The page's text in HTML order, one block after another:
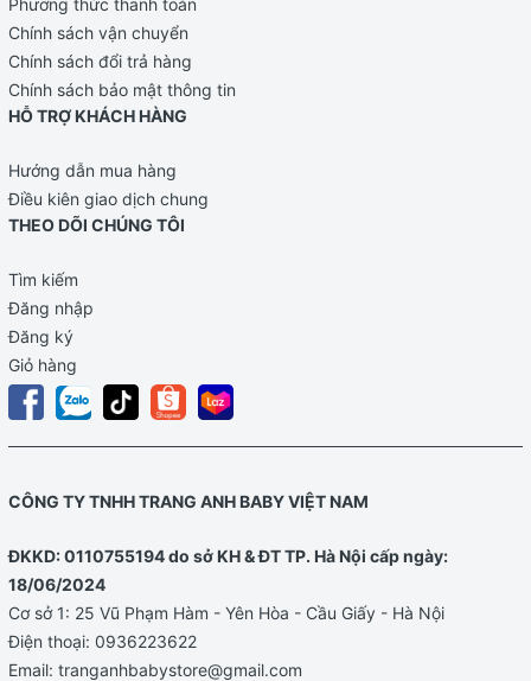
sơn và các lớp keo trên đồ chơi.
Cất và giữ gìn sản phẩm ở nơi khô ráo sau khi chơi.
Lau chùi sản phẩm thường xuyên tránh bụi bẩn khi cho bé
Tránh cho đồ chơi tiếp xúc với nước lâu, để tránh làm bong
sơn và các lớp keo trên đồ chơi.
Phương thức thanh toán
Chính sách vận chuyển
Chính sách đổi trả hàng
Chính sách bảo mật thông tin
HỖ TRỢ KHÁCH HÀNG
Hướng dẫn mua hàng
Điều kiên giao dịch chung
THEO DÕI CHÚNG TÔI
Tìm kiếm
Đăng nhập
Đăng ký
Giỏ hàng
CÔNG TY TNHH TRANG ANH BABY VIỆT NAM
ĐKKD: 0110755194 do sở KH & ĐT TP. Hà Nội cấp ngày:
18/06/2024
Cơ sở 1: 25 Vũ Phạm Hàm - Yên Hòa - Cầu Giấy - Hà Nội
Điện thoại: 0936223622
Email: tranganhbabystore@gmail.com